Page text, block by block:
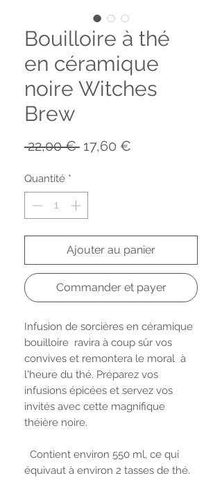
Bouilloire à thé
en céramique
noire Witches
Brew
22,00 € Prix
17,60 €
Quantité *
Ajouter au panier
Commander et payer
Infusion de sorcières en céramique
bouilloire ravira à coup sûr vos
convives et remontera le moral à
l'heure du thé. Préparez vos
infusions épicées et servez vos
invités avec cette magnifique
théière noire.
Contient environ 550 ml, ce qui
équivaut à environ 2 tasses de thé.